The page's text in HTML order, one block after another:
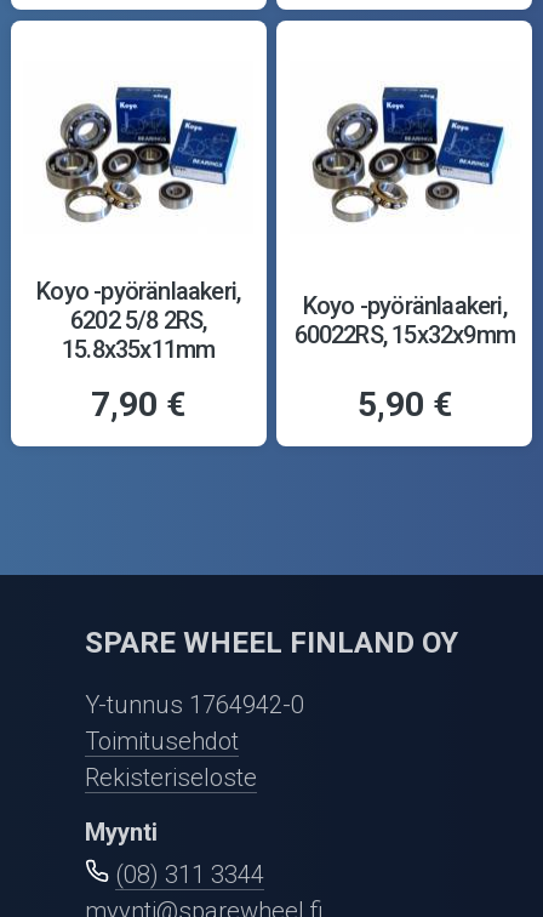
Koyo -pyöränlaakeri,
6202 5/8 2RS,
15.8x35x11mm
7,90 €
Koyo -pyöränlaakeri,
60022RS, 15x32x9mm
5,90 €
SPARE WHEEL FINLAND OY
Y-tunnus 1764942-0
Toimitusehdot
Rekisteriseloste
Myynti
(08) 311 3344
myynti@sparewheel.fi